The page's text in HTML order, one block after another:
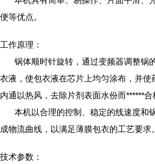
便等优点。
工作原理：
锅体顺时针旋转，通过变频器调整锅
衣液，使包衣液在芯片上均匀涂布，并
内通以热风，去除片剂表面水份而******合
本机以合理的控制、稳定的线速度和
成物流曲线，以满足薄膜包衣的工艺要求。
技术参数：